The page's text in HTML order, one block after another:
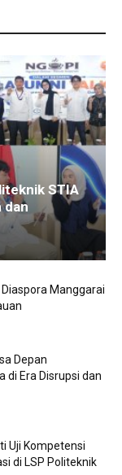
STIA
dan
Manggarai
Depan
di Era Disrupsi dan
Uji Kompetensi
di LSP Politeknik